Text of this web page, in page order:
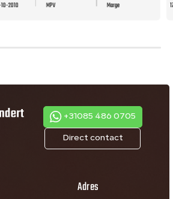
2010 MPV Marge
Direct contact
+31085 486 0705
Adres